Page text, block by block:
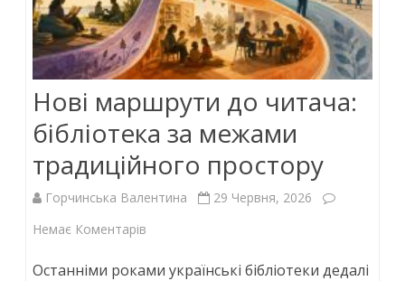
Нові маршрути до читача:
бібліотека за межами
традиційного простору
Горчинська Валентина
29 Червня, 2026
Немає Коментарів
Останніми роками українські бібліотеки дедалі